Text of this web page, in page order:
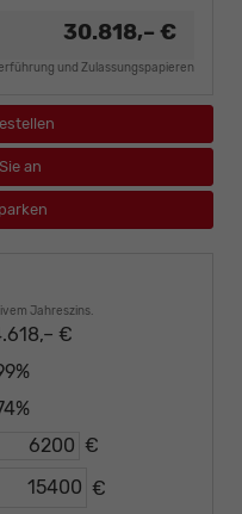
30.818,– €
und Zulassungspapieren
an
Jahreszins.
€
€
€